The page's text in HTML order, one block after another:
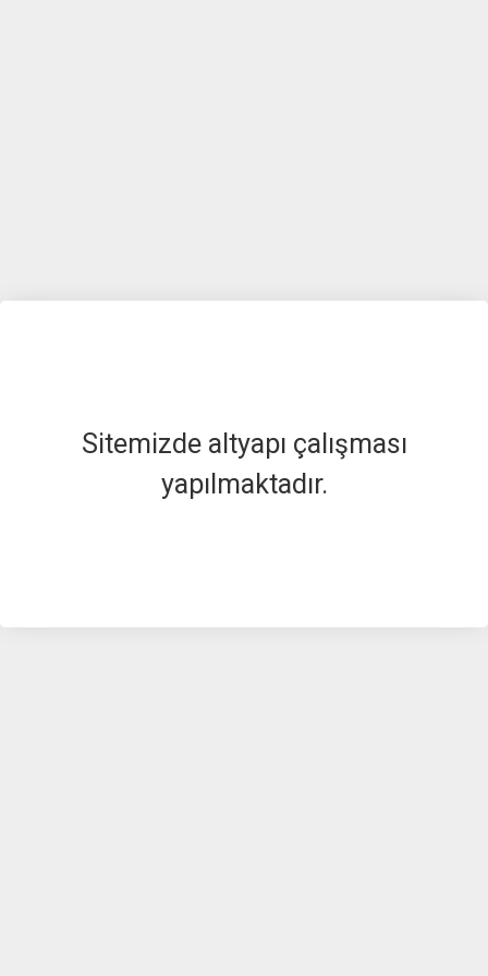
Sitemizde altyapı çalışması
yapılmaktadır.